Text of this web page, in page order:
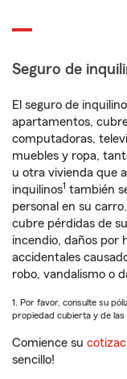
Seguro de
El seguro de
apartamentos,
computadoras,
muebles y ropa,
u otra vivienda que
inquilinos1 también
personal en su
cubre pérdidas de
incendio, daños por
accidentales
robo, vandalismo o
1. Por favor, consulte su
propiedad cubierta y de las
Comience su
sencillo!